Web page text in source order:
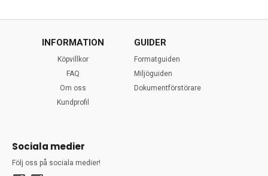
INFORMATION
Köpvillkor
FAQ
Om oss
Kundprofil
GUIDER
Formatguiden
Miljöguiden
Dokumentförstörare
Sociala medier
Följ oss på sociala medier!